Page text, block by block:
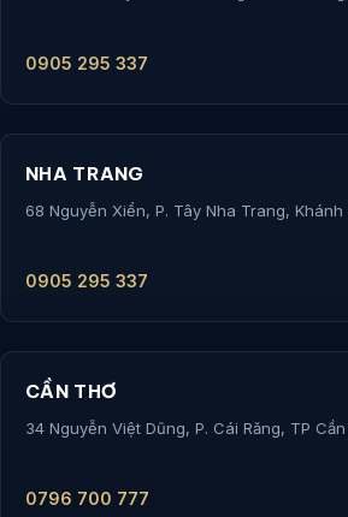
0905 295 337
NHA TRANG
68 Nguyễn Xiển, P. Tây Nha Trang, Khánh
0905 295 337
CẦN THƠ
34 Nguyễn Việt Dũng, P. Cái Răng, TP
0796 700 777